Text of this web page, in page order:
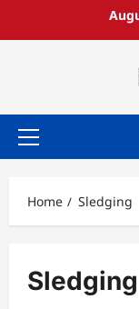
Primary
Home Sledging
Sledging